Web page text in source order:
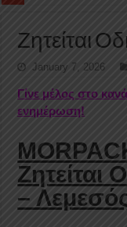
Ζητείται
January 7, 2026
Γίνε μέλος στο
ενημέρωση!
Ζητείται
–